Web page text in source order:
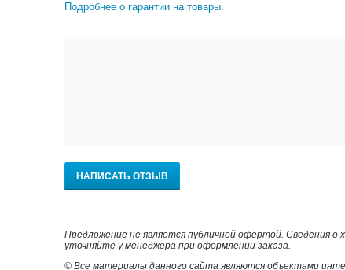
Подробнее о гарантии на товары.
НАПИСАТЬ ОТЗЫВ
Предложение не является публичной офертой. Сведения
уточняйте у менеджера при оформлении заказа.
© Все материалы данного сайта являются объектами